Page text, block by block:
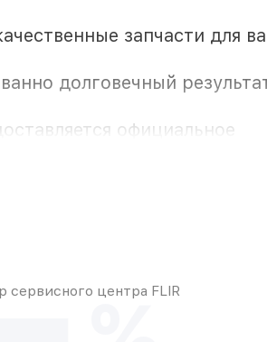
запчасти для
долговечный
официальное
центра FLIR